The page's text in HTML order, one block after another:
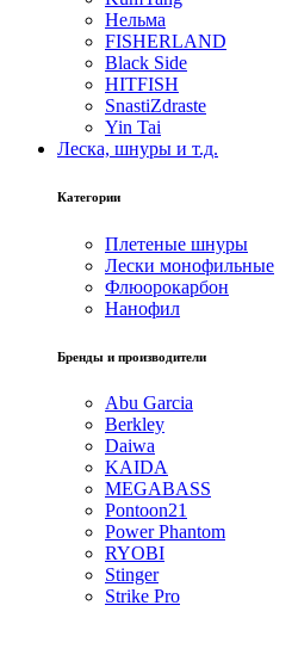
Нельма
FISHERLAND
Black Side
HITFISH
SnastiZdraste
Yin Tai
Леска, шнуры и т.д.
Категории
Плетеные шнуры
Лески монофильные
Флюорокарбон
Нанофил
Бренды и производители
Abu Garcia
Berkley
Daiwa
KAIDA
MEGABASS
Pontoon21
Power Phantom
RYOBI
Stinger
Strike Pro